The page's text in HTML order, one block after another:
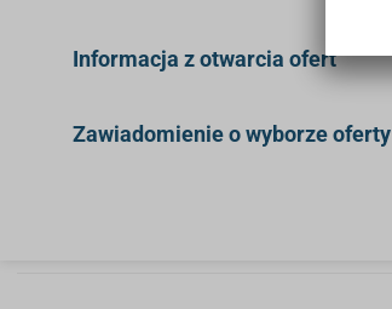
Informacja z otwarcia ofert
Zawiadomienie o wyborze oferty